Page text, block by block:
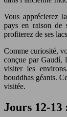
Vous apprécierez
pays en raison de
profiterez de ses
Comme curiosité,
conçue par Gaudí,
visiter les
bouddhas géants.
visitée.
Jours 12-